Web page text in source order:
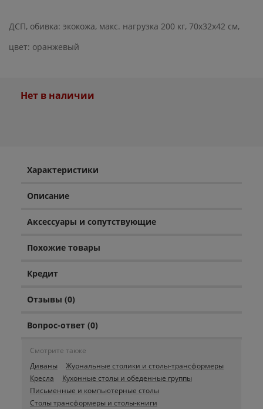
ДСП, обивка: экокожа, макс. нагрузка 200 кг, 70x32x42 см,
цвет: оранжевый
Нет в наличии
Характеристики
Описание
Аксессуары и сопутствующие
Похожие товары
Кредит
Отзывы (0)
Вопрос-ответ (0)
Смотрите также
Диваны
Журнальные столики и столы-трансформеры
Кресла
Кухонные столы и обеденные группы
Письменные и компьютерные столы
Столы трансформеры и столы-книги